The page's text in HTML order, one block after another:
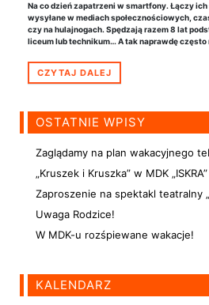
Na co dzień zapatrzeni w smartfony. Łączy
wysyłane w mediach społecznościowych,
czy na hulajnogach. Spędzają razem 8 lat
liceum lub technikum… A tak naprawdę
CZYTAJ DALEJ
OSTATNIE WPISY
Zaglądamy na plan wakacyjnego
„Kruszek i Kruszka” w MDK „ISKRA”
Zaproszenie na spektakl teatralny
Uwaga Rodzice!
W MDK-u rozśpiewane wakacje!
KALENDARZ